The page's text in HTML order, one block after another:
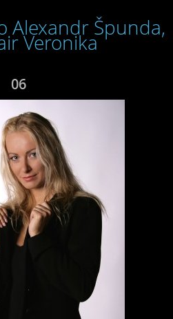
Alexandr Špunda,
Veronika
06